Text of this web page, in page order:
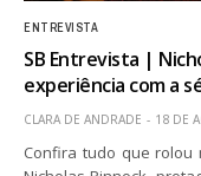
ENTREVISTA
SB Entrevista |
experiência com a
CLARA DE ANDRADE 18 DE
Confira tudo que rolou